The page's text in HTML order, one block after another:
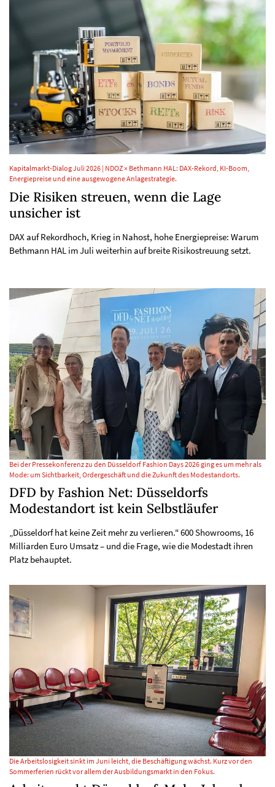
Kapitalmarkt-Dialog Juli 2026 | NDOZ × Bethmann HAL: DAX-Rekord, KI-Boom,
Energiepreise und eine ausgewogene Anlagestrategie.
Die Risiken streuen, wenn die Lage
unsicher ist
DAX auf Rekordhoch, Krieg in Nahost, hohe Energiepreise: Warum
Bethmann HAL im Juli weiterhin auf breite Risikostreuung setzt.
Bei der Pressekonferenz zu den Düsseldorf Fashion Days 2026 ging es um mehr als
Mode: um Sichtbarkeit, Ordergeschäft und die Zukunft des Modestandorts.
DFD by Fashion Net: Düsseldorfs
Modestandort ist kein Selbstläufer
„Düsseldorf hat keine Zeit mehr zu verlieren." 600 Showrooms, 16
Milliarden Euro Umsatz – und die Frage, wie die Modestadt ihren
Platz behauptet.
Die Arbeitslosigkeit sinkt im Juni leicht, die Beschäftigung wächst. Kurz vor den
Sommerferien rückt vor allem der Ausbildungsmarkt in den Fokus.